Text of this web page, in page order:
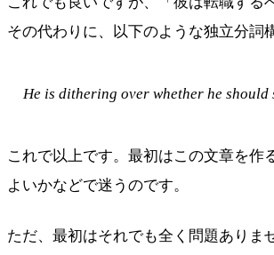
その代わりに、以下のような独立分詞
He is dithering over whether he
これで以上です。最初はこの文章を
よいかなどで迷うのです。
ただ、最初はそれでも全く問題ありま